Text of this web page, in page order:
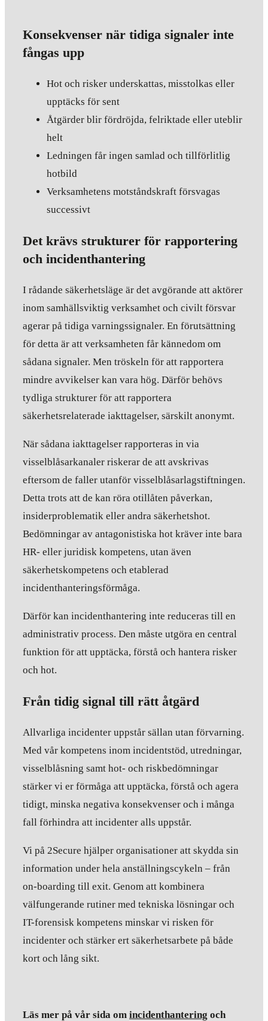
Konsekvenser när tidiga signaler inte
fångas upp
Hot och risker underskattas, misstolkas eller
upptäcks för sent
Åtgärder blir fördröjda, felriktade eller uteblir
helt
Ledningen får ingen samlad och tillförlitlig
hotbild
Verksamhetens motståndskraft försvagas
successivt
Det krävs strukturer för rapportering
och incidenthantering
I rådande säkerhetsläge är det avgörande att aktörer
inom samhällsviktig verksamhet och civilt försvar
agerar på tidiga varningssignaler. En förutsättning
för detta är att verksamheten får kännedom om
sådana signaler. Men tröskeln för att rapportera
mindre avvikelser kan vara hög. Därför behövs
tydliga strukturer för att rapportera
säkerhetsrelaterade iakttagelser, särskilt anonymt.
När sådana iakttagelser rapporteras in via
visselblåsarkanaler riskerar de att avskrivas
eftersom de faller utanför visselblåsarlagstiftningen.
Detta trots att de kan röra otillåten påverkan,
insiderproblematik eller andra säkerhetshot.
Bedömningar av antagonistiska hot kräver inte bara
HR- eller juridisk kompetens, utan även
säkerhetskompetens och etablerad
incidenthanteringsförmåga.
Därför kan incidenthantering inte reduceras till en
administrativ process. Den måste utgöra en central
funktion för att upptäcka, förstå och hantera risker
och hot.
Från tidig signal till rätt åtgärd
Allvarliga incidenter uppstår sällan utan förvarning.
Med vår kompetens inom incidentstöd, utredningar,
visselblåsning samt hot- och riskbedömningar
stärker vi er förmåga att upptäcka, förstå och agera
tidigt, minska negativa konsekvenser och i många
fall förhindra att incidenter alls uppstår.
Vi på 2Secure hjälper organisationer att skydda sin
information under hela anställningscykeln – från
on-boarding till exit. Genom att kombinera
välfungerande rutiner med tekniska lösningar och
IT-forensisk kompetens minskar vi risken för
incidenter och stärker ert säkerhetsarbete på både
kort och lång sikt.
Läs mer på vår sida om incidenthantering och